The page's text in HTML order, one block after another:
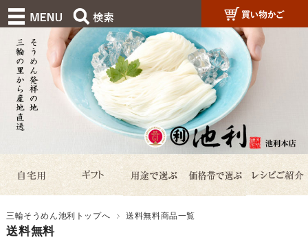
三輪そうめん池利トップへ 送料無料商品一覧
送料無料